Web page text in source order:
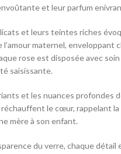
et leur parfum
et leurs teintes riches
maternel, enveloppant
rose est disposée avec
saisissante.
et les nuances profondes
le cœur, rappelant
mère à son enfant.
du verre, chaque détail